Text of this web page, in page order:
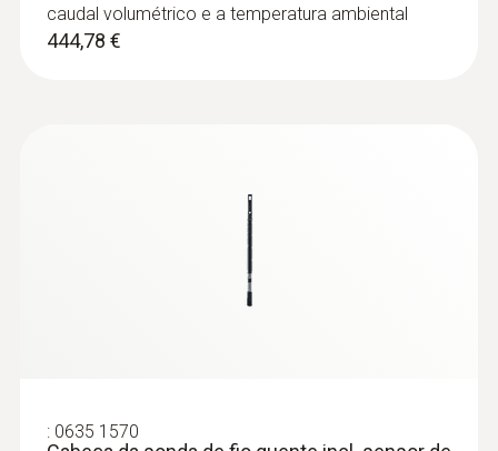
estruturado para medições no longo prazo
caudal volumétrico e a temperatura ambiental
444,78 €
: 0635 1570